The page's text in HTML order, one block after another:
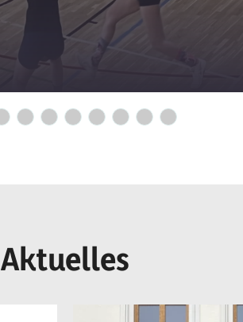
Aktuelles